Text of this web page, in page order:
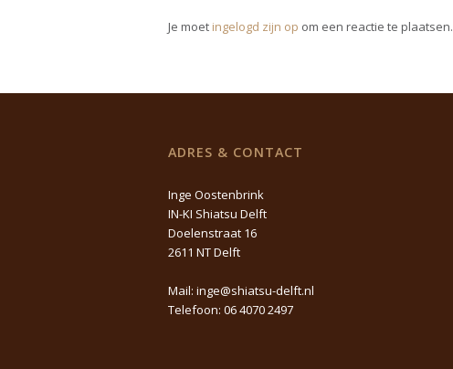
Je moet ingelogd zijn op om een reactie te plaatsen.
ADRES & CONTACT
Inge Oostenbrink
IN-KI Shiatsu Delft
Doelenstraat 16
2611 NT Delft
Mail:inge@shiatsu-delft.nl
Telefoon:06 4070 2497